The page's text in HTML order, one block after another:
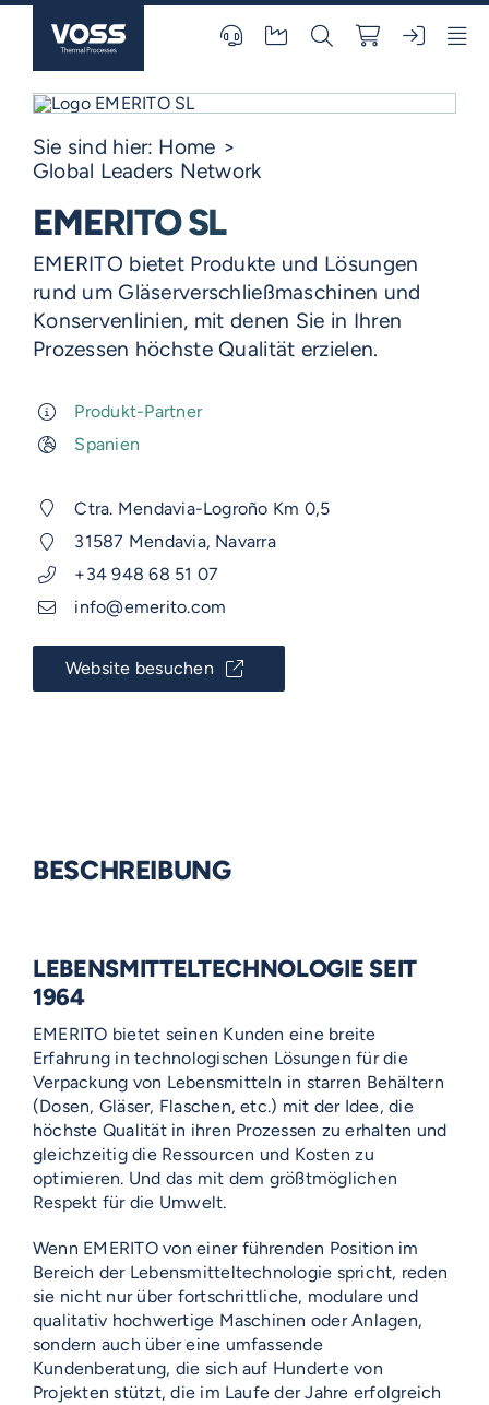
Sie sind hier: Home
Global Leaders Network
EMERITO SL
EMERITO bietet Produkte und Lösungen
rund um Gläserverschließmaschinen und
Konservenlinien, mit denen Sie in Ihren
Prozessen höchste Qualität erzielen.
Produkt-Partner
Spanien
Ctra. Mendavia-Logroño Km 0,5
31587 Mendavia, Navarra
+34 948 68 51 07
info@emerito.com
Website besuchen
BESCHREIBUNG
LEBENSMITTELTECHNOLOGIE SEIT
1964
EMERITO bietet seinen Kunden eine breite
Erfahrung in technologischen Lösungen für die
Verpackung von Lebensmitteln in starren Behältern
(Dosen, Gläser, Flaschen, etc.) mit der Idee, die
höchste Qualität in ihren Prozessen zu erhalten und
gleichzeitig die Ressourcen und Kosten zu
optimieren. Und das mit dem größtmöglichen
Respekt für die Umwelt.
Wenn EMERITO von einer führenden Position im
Bereich der Lebensmitteltechnologie spricht, reden
sie nicht nur über fortschrittliche, modulare und
qualitativ hochwertige Maschinen oder Anlagen,
sondern auch über eine umfassende
Kundenberatung, die sich auf Hunderte von
Projekten stützt, die im Laufe der Jahre erfolgreich